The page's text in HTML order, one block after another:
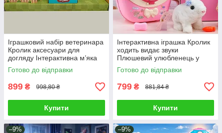
Іграшковий набір ветеринара
Кролик аксесуари для
догляду Інтерактивна м’яка
іграшка зайчик Плюшевий
улюбленець
Готово до відправки
899 ₴ 998,80 ₴
Купити
Інтерактивна іграшка Кролик
ходить видає звуки
Плюшевий улюбленець у
валізі Іграшковий зайчик
аксесуари
Готово до відправки
799 ₴ 881,84 ₴
Купити
–9% –9%